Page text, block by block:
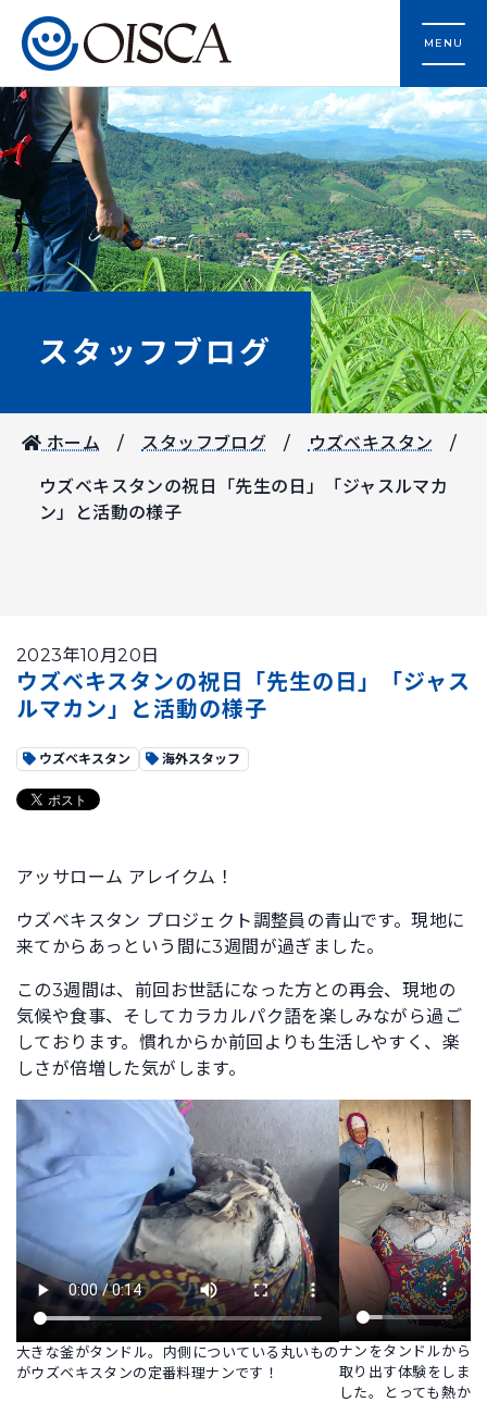
MENU
スタッフブログ
ホーム スタッフブログ ウズベキスタン
ウズベキスタンの祝日「先生の日」「ジャスルマカ
ン」と活動の様子
2023年10月20日
ウズベキスタンの祝日「先生の日」「ジャス
ルマカン」と活動の様子
ウズベキスタン 海外スタッフ
アッサローム アレイクム！
ウズベキスタン プロジェクト調整員の青山です。現地に
来てからあっという間に3週間が過ぎました。
この3週間は、前回お世話になった方との再会、現地の
気候や食事、そしてカラカルパク語を楽しみながら過ご
しております。慣れからか前回よりも生活しやすく、楽
しさが倍増した気がします。
大きな釜がタンドル。内側についている丸いもの
がウズベキスタンの定番料理ナンです！
ナンをタンドルから
取り出す体験をしま
した。とっても熱か